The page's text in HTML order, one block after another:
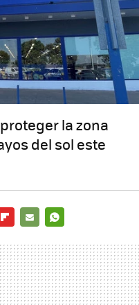
la zona
del sol este
MAIL